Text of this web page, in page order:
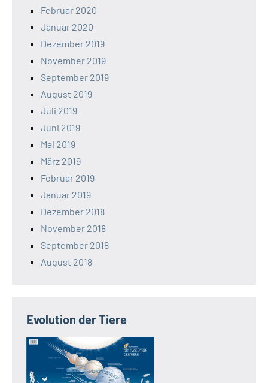
Februar 2020
Januar 2020
Dezember 2019
November 2019
September 2019
August 2019
Juli 2019
Juni 2019
Mai 2019
März 2019
Februar 2019
Januar 2019
Dezember 2018
November 2018
September 2018
August 2018
Evolution der Tiere